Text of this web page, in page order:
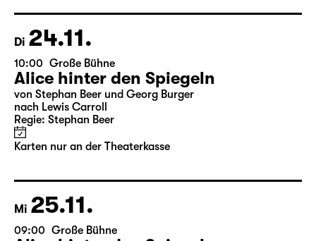
Karten nur an der Theaterkasse
Di 24.11.
10:00 Große Bühne
Alice hinter den Spiegeln
von Stephan Beer und Georg Burger
Karten nur an der Theaterkasse